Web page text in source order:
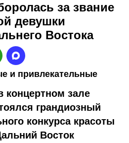
за звание
девушки
Востока
и привлекательные
концертном зале
грандиозный
конкурса красоты
Восток